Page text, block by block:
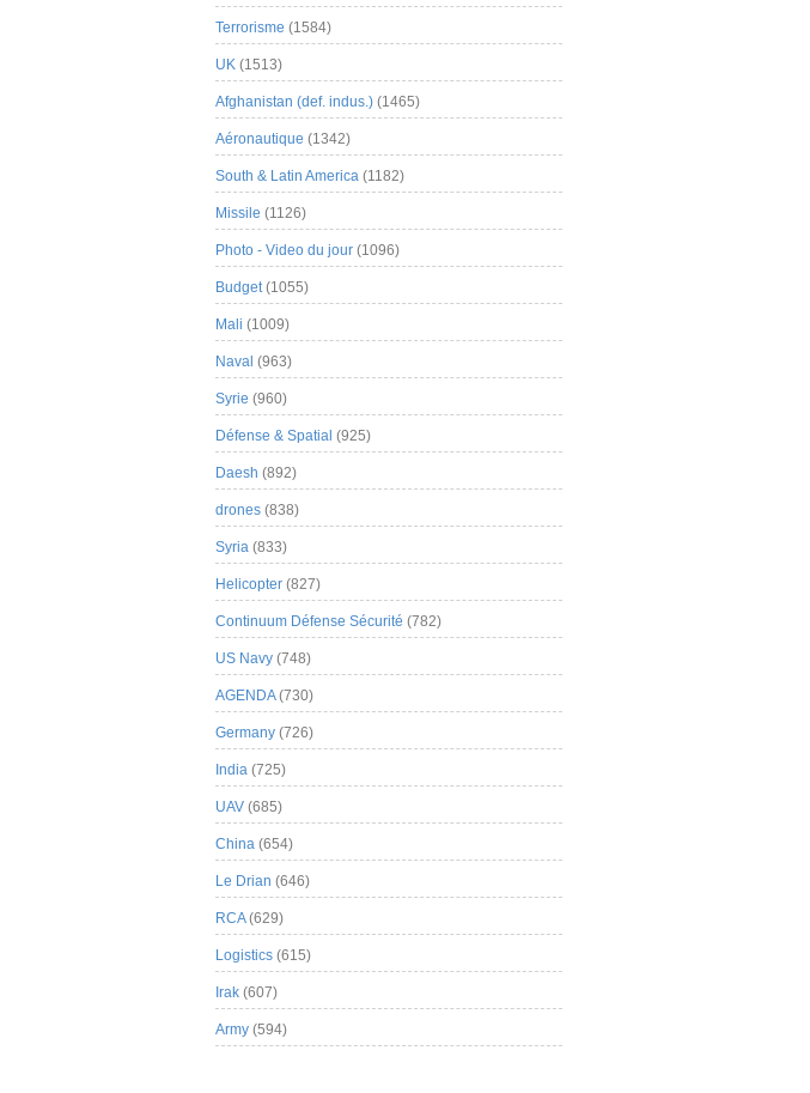
Terrorisme (1584)
UK (1513)
Afghanistan (def. indus.) (1465)
Aéronautique (1342)
South & Latin America (1182)
Missile (1126)
Photo - Video du jour (1096)
Budget(1055)
Mali (1009)
Naval (963)
Syrie (960)
Défense & Spatial (925)
Daesh (892)
drones (838)
Syria (833)
Helicopter (827)
Continuum Défense Sécurité (782)
US Navy (748)
AGENDA(730)
Germany (726)
India (725)
UAV (685)
China (654)
Le Drian (646)
RCA(629)
Logistics (615)
Irak (607)
Army (594)